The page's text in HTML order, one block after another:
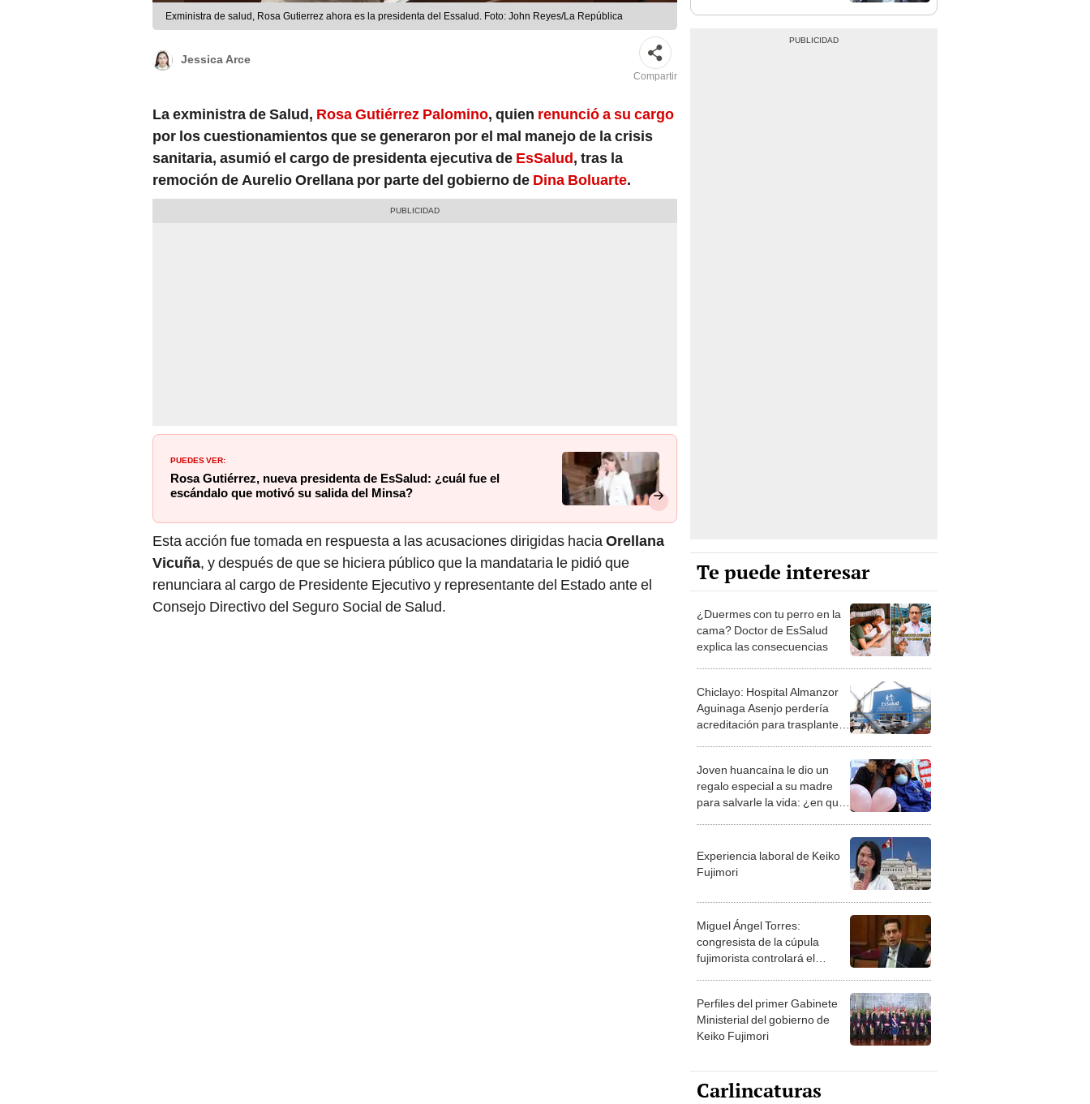
Exministra de salud, Rosa Gutierrez ahora es la presidenta del Essalud. Foto: John Reyes/La República
Jessica Arce
Compartir
La exministra de Salud, Rosa Gutiérrez Palomino, quien renunció a su cargo
por los cuestionamientos que se generaron por el mal manejo de la crisis
sanitaria, asumió el cargo de presidenta ejecutiva de EsSalud, tras la
remoción de Aurelio Orellana por parte del gobierno de Dina Boluarte.
PUEDES VER:
Rosa Gutiérrez, nueva presidenta de EsSalud: ¿cuál fue el
escándalo que motivó su salida del Minsa?
Esta acción fue tomada en respuesta a las acusaciones dirigidas haciaOrellana
Vicuña, y después de que se hiciera público que la mandataria le pidió que
renunciara al cargo de Presidente Ejecutivo y representante del Estado ante el
Consejo Directivo del Seguro Social de Salud.
Te puede interesar
¿Duermes con tu perro en la
cama? Doctor de EsSalud
explica las consecuencias
Chiclayo: Hospital Almanzor
Aguinaga Asenjo perdería
acreditación para trasplantes
Joven huancaína le dio un
regalo especial a su madre
para salvarle la vida: ¿en qué
Experiencia laboral de Keiko
Fujimori
Miguel Ángel Torres:
congresista de la cúpula
fujimorista controlará el
Perfiles del primer Gabinete
Ministerial del gobierno de
Keiko Fujimori
Carlincaturas